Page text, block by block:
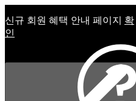
신규 회원 혜택 안내 페이지 확
인